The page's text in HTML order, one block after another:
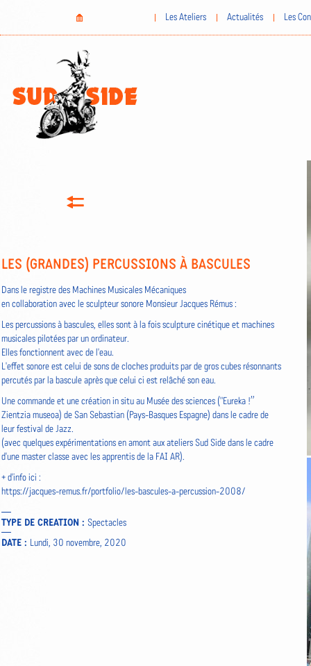
contenu
Home
Les Ateliers Actualités Les
LES (GRANDES) PERCUSSIONS À BASCULES
Dans le registre des Machines Musicales Mécaniques
en collaboration avec le sculpteur sonore Monsieur Jacques Rémus :
Les percussions à bascules, elles sont à la fois sculpture cinétique et machines
musicales pilotées par un ordinateur.
Elles fonctionnent avec de l'eau.
L'effet sonore est celui de sons de cloches produits par de gros cubes résonnants
percutés par la bascule après que celui ci est relâché son eau.
Une commande et une création in situ au Musée des sciences ("Eureka !”
Zientzia museoa) de San Sebastian (Pays-Basques Espagne) dans le cadre de
leur festival de Jazz.
(avec quelques expérimentations en amont aux ateliers Sud Side dans le cadre
d'une master classe avec les apprentis de la FAI AR).
+ d'info ici :
https://jacques-remus.fr/portfolio/les-bascules-a-percussion-2008/
TYPE DE CREATION : Spectacles
DATE : Lundi, 30 novembre, 2020